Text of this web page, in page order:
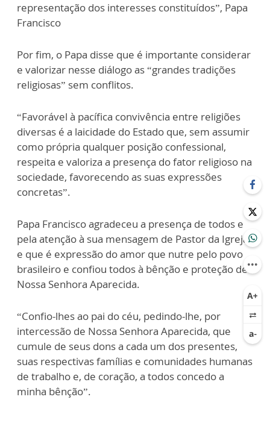
representação dos interesses constituídos”, Papa
Francisco
Por fim, o Papa disse que é importante considerar
e valorizar nesse diálogo as “grandes tradições
religiosas” sem conflitos.
“Favorável à pacífica convivência entre religiões
diversas é a laicidade do Estado que, sem assumir
como própria qualquer posição confessional,
respeita e valoriza a presença do fator religioso na
sociedade, favorecendo as suas expressões
concretas”.
Papa Francisco agradeceu a presença de todos e
pela atenção à sua mensagem de Pastor da Igreja
e que é expressão do amor que nutre pelo povo
brasileiro e confiou todos à bênção e proteção de
Nossa Senhora Aparecida.
“Confio-lhes ao pai do céu, pedindo-lhe, por
intercessão de Nossa Senhora Aparecida, que
cumule de seus dons a cada um dos presentes,
suas respectivas famílias e comunidades humanas
de trabalho e, de coração, a todos concedo a
minha bênção”.